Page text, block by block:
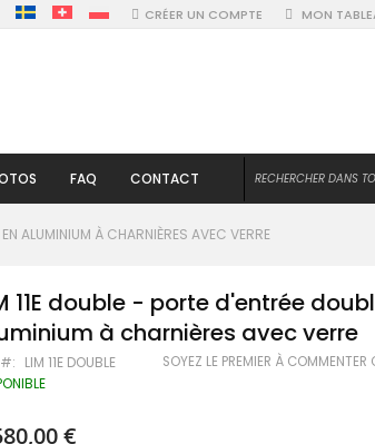
MON
CRÉER UN COMPTE
FAQ CONTACT
EN ALUMINIUM À CHARNIÈRES AVEC VERRE
11E double - porte d'entrée
à charnières avec verre
LIM 11E DOUBLE SOYEZ LE PREMIER À COMMENTER
€